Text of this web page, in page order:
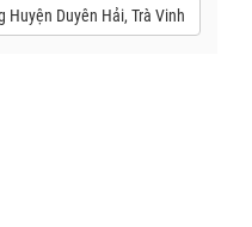
Huyện Duyên Hải, Trà Vinh